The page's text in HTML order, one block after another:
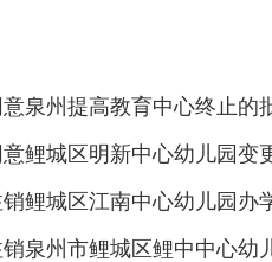
泉州提高教育中心终止的
鲤城区明新中心幼儿园变
鲤城区江南中心幼儿园办
泉州市鲤城区鲤中中心幼